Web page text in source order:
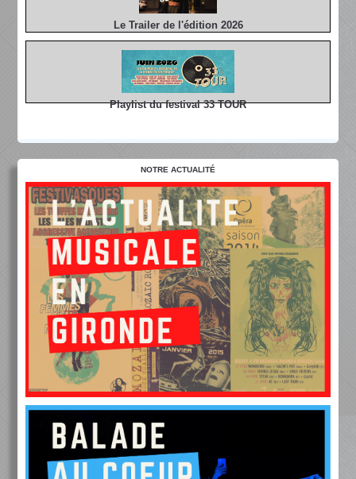
Le Trailer de l'édition 2026
Playlist du festival 33 TOUR
NOTRE ACTUALITÉ